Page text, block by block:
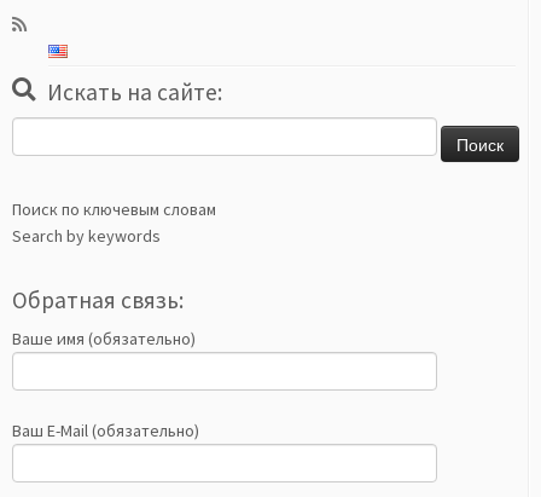
Искать на сайте:
Поиск по ключевым словам
Search by keywords
Обратная связь:
Ваше имя (обязательно)
Ваш E-Mail (обязательно)